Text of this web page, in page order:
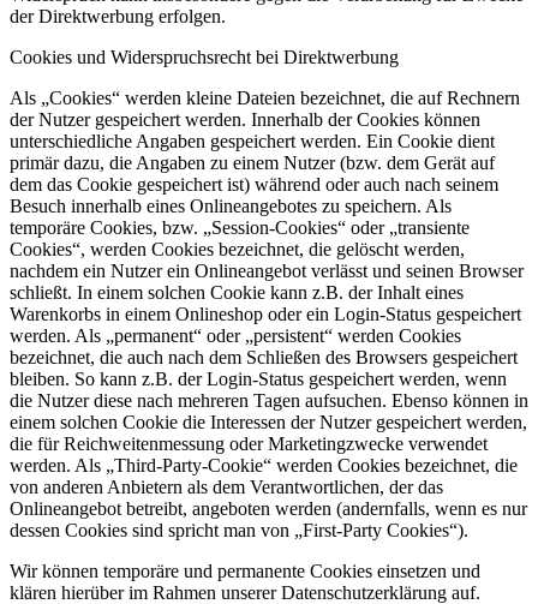
der Direktwerbung erfolgen.
Cookies und Widerspruchsrecht bei Direktwerbung
Als „Cookies“ werden kleine Dateien bezeichnet, die auf Rechnern
der Nutzer gespeichert werden. Innerhalb der Cookies können
unterschiedliche Angaben gespeichert werden. Ein Cookie dient
primär dazu, die Angaben zu einem Nutzer (bzw. dem Gerät auf
dem das Cookie gespeichert ist) während oder auch nach seinem
Besuch innerhalb eines Onlineangebotes zu speichern. Als
temporäre Cookies, bzw. „Session-Cookies“ oder „transiente
Cookies“, werden Cookies bezeichnet, die gelöscht werden,
nachdem ein Nutzer ein Onlineangebot verlässt und seinen Browser
schließt. In einem solchen Cookie kann z.B. der Inhalt eines
Warenkorbs in einem Onlineshop oder ein Login-Status gespeichert
werden. Als „permanent“ oder „persistent“ werden Cookies
bezeichnet, die auch nach dem Schließen des Browsers gespeichert
bleiben. So kann z.B. der Login-Status gespeichert werden, wenn
die Nutzer diese nach mehreren Tagen aufsuchen. Ebenso können in
einem solchen Cookie die Interessen der Nutzer gespeichert werden,
die für Reichweitenmessung oder Marketingzwecke verwendet
werden. Als „Third-Party-Cookie“ werden Cookies bezeichnet, die
von anderen Anbietern als dem Verantwortlichen, der das
Onlineangebot betreibt, angeboten werden (andernfalls, wenn es nur
dessen Cookies sind spricht man von „First-Party Cookies“).
Wir können temporäre und permanente Cookies einsetzen und
klären hierüber im Rahmen unserer Datenschutzerklärung auf.